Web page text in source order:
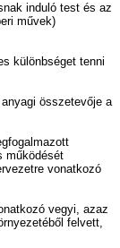
induló test és az
művek)
különbséget tenni
összetevője a
működését
vonatkozó
vegyi, azaz
felvett,